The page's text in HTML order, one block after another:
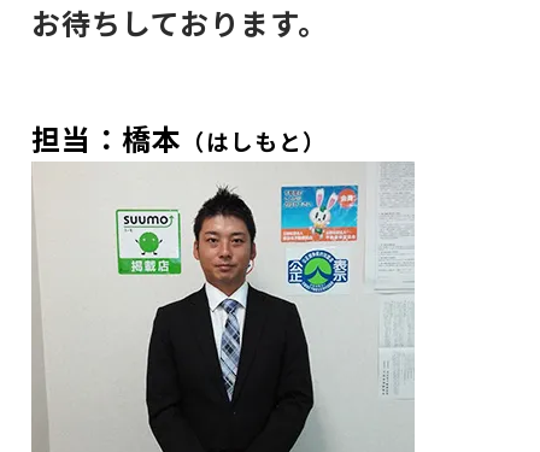
お待ちしております。
担当：橋本 （はしもと）